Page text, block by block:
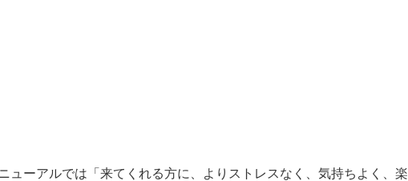
ューアルでは「来てくれる方に、よりストレスなく、気持ちよく、楽